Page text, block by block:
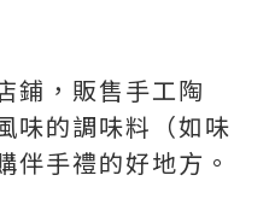
鋪，販售手工陶
味的調味料（如味
伴手禮的好地方。